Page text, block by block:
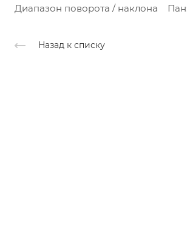
Диапазон поворота / наклона
Назад к списку